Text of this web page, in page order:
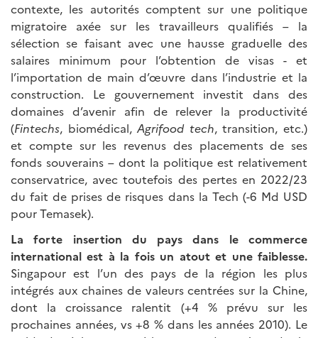
contexte, les autorités comptent sur une politique
migratoire axée sur les travailleurs qualifiés – la
sélection se faisant avec une hausse graduelle des
salaires minimum pour l’obtention de visas - et
l’importation de main d’œuvre dans l’industrie et la
construction. Le gouvernement investit dans des
domaines d’avenir afin de relever la productivité
(Fintechs, biomédical,Agrifood tech, transition, etc.)
et compte sur les revenus des placements de ses
fonds souverains – dont la politique est relativement
conservatrice, avec toutefois des pertes en 2022/23
du fait de prises de risques dans la Tech (-6 Md USD
pour Temasek).
La forte insertion du pays dans le commerce
international est à la fois un atout et une faiblesse.
Singapour est l’un des pays de la région les plus
intégrés aux chaines de valeurs centrées sur la Chine,
dont la croissance ralentit (+4 % prévu sur les
prochaines années, vs +8 % dans les années 2010). Le